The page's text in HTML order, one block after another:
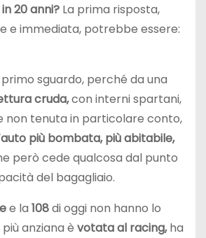
20 anni? La prima risposta,
e immediata, potrebbe essere:
sguardo, perché da una
cruda,con interni spartani,
non tenuta in particolare conto,
più bombata, più abitabile,
però cede qualcosa dal punto
del bagagliaio.
e la 108di oggi non hanno lo
anziana è votata al racing,ha